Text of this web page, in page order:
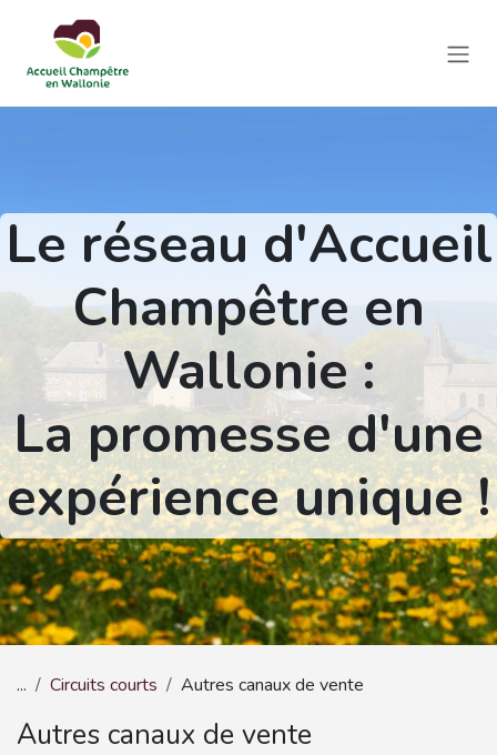
Le réseau d'Accueil
Champêtre en
Wallonie :
La promesse d'une
expérience unique !
... Circuits courts Autres canaux de vente
Autres canaux de vente